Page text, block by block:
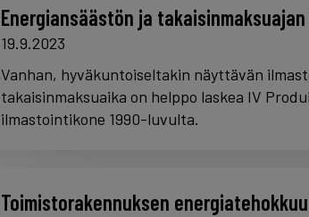
Energiansäästön ja
19.9.2023
Vanhan, hyväkuntoiseltakin näyttävän
takaisinmaksuaika on helppo laskea IV
ilmastointikone 1990-luvulta.
Toimistorakennuksen